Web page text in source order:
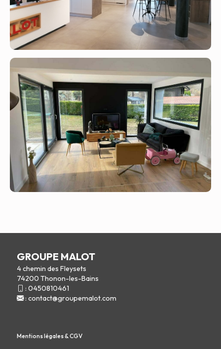
GROUPE MALOT
4 chemin des Fleysets
74200 Thonon-les-Bains
: 0450810461
: contact@groupemalot.com
Mentions légales & CGV